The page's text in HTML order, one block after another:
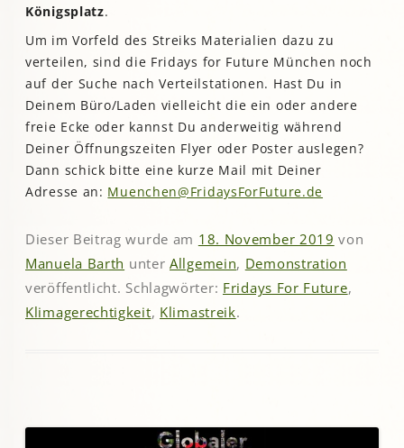
Königsplatz.
Um im Vorfeld des Streiks Materialien dazu zu
verteilen, sind die Fridays for Future München noch
auf der Suche nach Verteilstationen. Hast Du in
Deinem Büro/Laden vielleicht die ein oder andere
freie Ecke oder kannst Du anderweitig während
Deiner Öffnungszeiten Flyer oder Poster auslegen?
Dann schick bitte eine kurze Mail mit Deiner
Adresse an: Muenchen@FridaysForFuture.de
Dieser Beitrag wurde am 18. November 2019 von
Manuela Barth unterAllgemein, Demonstration
veröffentlicht. Schlagwörter: Fridays For Future,
Klimagerechtigkeit, Klimastreik.